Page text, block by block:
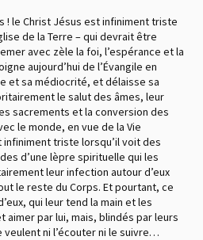
! le Christ Jésus est infiniment triste
de la Terre – qui devrait être
avec zèle la foi, l’espérance et la
aujourd’hui de l’Évangile en
et sa médiocrité, et délaisse sa
le salut des âmes, leur
sacrements et la conversion des
le monde, en vue de la Vie
infiniment triste lorsqu’il voit des
d’une lèpre spirituelle qui les
leur infection autour d’eux
le reste du Corps. Et pourtant, ce
qui leur tend la main et les
aimer par lui, mais, blindés par leurs
ni l’écouter ni le suivre…